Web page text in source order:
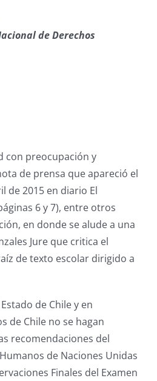
de Derechos
con preocupación y
de prensa que apareció el
de 2015 en diario El
6 y 7), entre otros
en donde se alude a una
Jure que critica el
de texto escolar dirigido a
de Chile y en
de Chile no se hagan
recomendaciones del
de Naciones Unidas
Finales del Examen